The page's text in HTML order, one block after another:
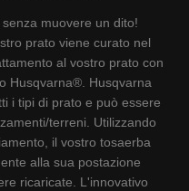
muovere un dito!
prato viene curato nel
al vostro prato con
Husqvarna®. Husqvarna
i tipi di prato e può essere
terreni. Utilizzando
il vostro tosaerba
alla sua postazione
ricaricate. L'innovativo